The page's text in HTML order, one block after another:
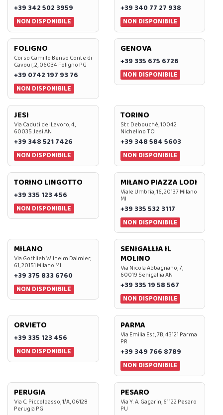
+39 342 502 3959
NON DISPONIBILE
+39 340 77 27 938
NON DISPONIBILE
FOLIGNO
Corso Camillo Benso Conte di
Cavour, 2, 06034 Foligno PG
+39 0742 197 93 76
NON DISPONIBILE
GENOVA
+39 335 675 6726
NON DISPONIBILE
JESI
Via Caduti del Lavoro, 4,
60035 Jesi AN
+39 348 521 7426
NON DISPONIBILE
TORINO
Str. Debouchè, 10042
Nichelino TO
+39 348 584 5603
NON DISPONIBILE
TORINO LINGOTTO
+39 335 123 456
NON DISPONIBILE
MILANO PIAZZA LODI
Viale Umbria, 16, 20137 Milano
MI
+39 335 532 3117
NON DISPONIBILE
MILANO
Via Gottlieb Wilhelm Daimler,
61, 20151 Milano MI
+39 375 833 6760
NON DISPONIBILE
SENIGALLIA IL
MOLINO
Via Nicola Abbagnano, 7,
60019 Senigallia AN
+39 335 19 58 567
NON DISPONIBILE
ORVIETO
+39 335 123 456
NON DISPONIBILE
PARMA
Via Emilia Est, 7B, 43121 Parma
PR
+39 349 766 8789
NON DISPONIBILE
PERUGIA
Via C. Piccolpasso, 1/A, 06128
Perugia PG
PESARO
Via Y. A. Gagarin, 61122 Pesaro
PU